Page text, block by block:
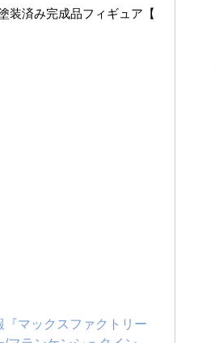
装済み完成品フィギュア【​